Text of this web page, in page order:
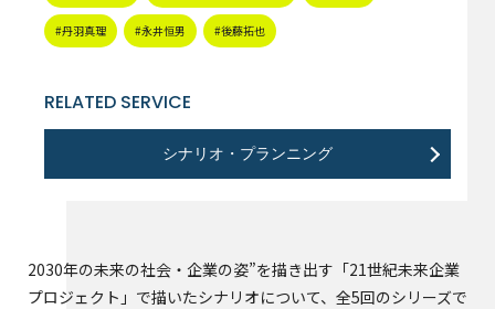
#丹羽真理 #永井恒男 #後藤拓也
RELATED SERVICE
シナリオ・プランニング
2030年の未来の社会・企業の姿”を描き出す「21世紀未来企業
プロジェクト」で描いたシナリオについて、全5回のシリーズで